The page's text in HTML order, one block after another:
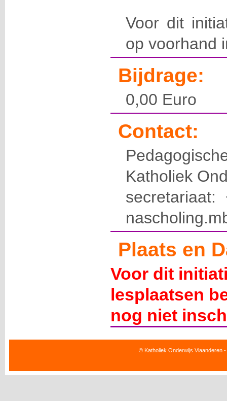
Voor dit
op voorhand
Bijdrage:
0,00 Euro
Contact:
Katholiek
Plaats en
Voor dit
lesplaatsen
nog niet
© Katholiek Onderwijs Vlaanderen